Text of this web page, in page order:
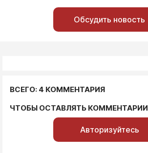
Обсудить новость
ВСЕГО: 4 КОММЕНТАРИЯ
ЧТОБЫ ОСТАВЛЯТЬ КОММЕНТАРИИ
Авторизуйтесь